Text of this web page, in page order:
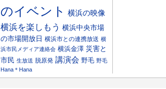
のイベント
横浜の映像
横浜を楽しもう 横浜中央市場
の市場開放日 横浜市との連携放送 横
浜市民メディア連絡会 横浜金澤 災害と
市民 生放送 脱原発 講演会 野毛 野毛
Hana＊Hana